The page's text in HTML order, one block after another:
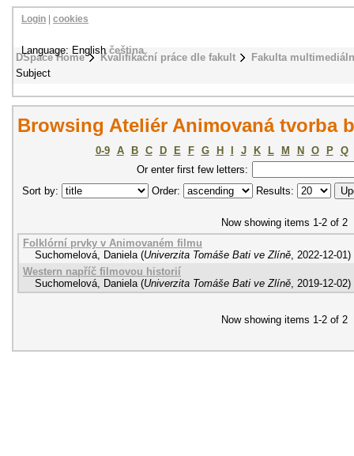
DSpace Home Kvalifikační práce dle fakult
Fakulta
Subject
Login cookies
Language: Englishčeština
Browsing Ateliér Animovaná tvorba
0-9 A B C D E F G H J K L M N O P
Q
Or enter first few letters:
Sort by:
Order: Results:
Now showing items 1-2 of 2
Folklórní prvky v Animovaném filmu
Suchomelová, Daniela (Univerzita Tomáše Bati ve Zlíně, 2022-12-01)
Western napříč filmovou historií
Suchomelová, Daniela (Univerzita Tomáše Bati ve Zlíně, 2019-12-02)
Now showing items 1-2 of 2